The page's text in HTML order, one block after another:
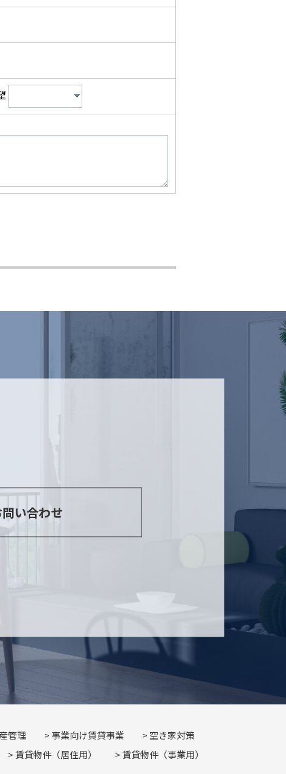
い合わせ
管理 事業向け賃貸事業
空き家対策
賃貸物件（居住用）
賃貸物件（事業用）